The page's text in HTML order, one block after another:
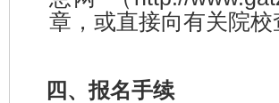
章，或直接向有关院校
四、报名手续